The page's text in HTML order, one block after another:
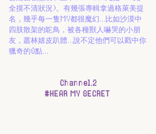
全摸不清狀況)。有幾張專輯拿過格萊美提
名，幾乎每一隻MV都很魔幻...比如沙漠中
四肢散架的鴕鳥，被各種獸人嚇哭的小朋
友，叢林嬉皮趴體...說不定他們可以戳中你
獵奇的G點...
Channel.2
#HEAR MY SECRET